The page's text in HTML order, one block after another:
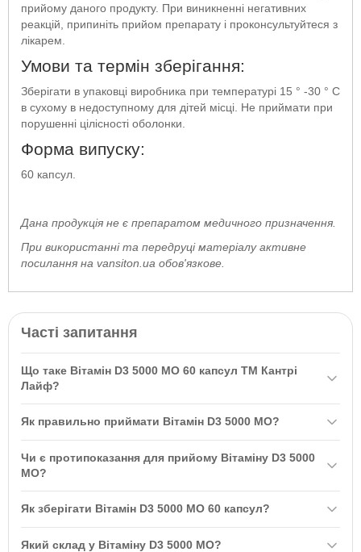
прийому даного продукту. При виникненні негативних
реакцій, припиніть прийом препарату і проконсультуйтеся з
лікарем.
Умови та термін зберігання:
Зберігати в упаковці виробника при температурі 15 ° -30 ° С
в сухому в недоступному для дітей місці. Не приймати при
порушенні цілісності оболонки.
Форма випуску:
60 капсул.
Дана продукція не є препаратом медичного призначення.
При використанні та передруці матеріалу активне
посилання на vansiton.ua обов'язкове.
Часті запитання
Що таке Вітамін D3 5000 МО 60 капсул ТМ Кантрі
Лайф?
добавка, що містить 5000 МО холекальциферолу, отриманого з
імунну систему. Він підходить вегетаріанцям і рекомендується
Як правильно приймати Вітамін D3 5000 МО?
на день під час їжі. Не перевищуйте дозування та обговоріть
Чи є протипоказання для прийому Вітаміну D3 5000
МО?
компонентів препарату. Якщо виникають побічні реакції,
Як зберігати Вітамін D3 5000 МО 60 капсул?
Який склад у Вітаміну D3 5000 МО?